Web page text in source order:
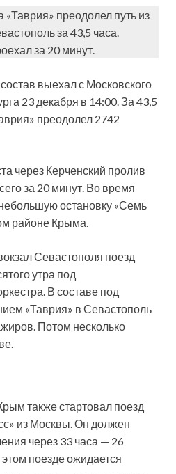
преодолел путь из
за 43,5 часа.
за 20 минут.
выехал с Московского
23 декабря в 14:00. За 43,5
преодолел 2742
через Керченский пролив
за 20 минут. Во время
остановку «Семь
районе Крыма.
Севастополя поезд
утра под
В составе под
«Таврия» в Севастополь
Потом несколько
также стартовал поезд
из Москвы. Он должен
через 33 часа — 26
поезде ожидается